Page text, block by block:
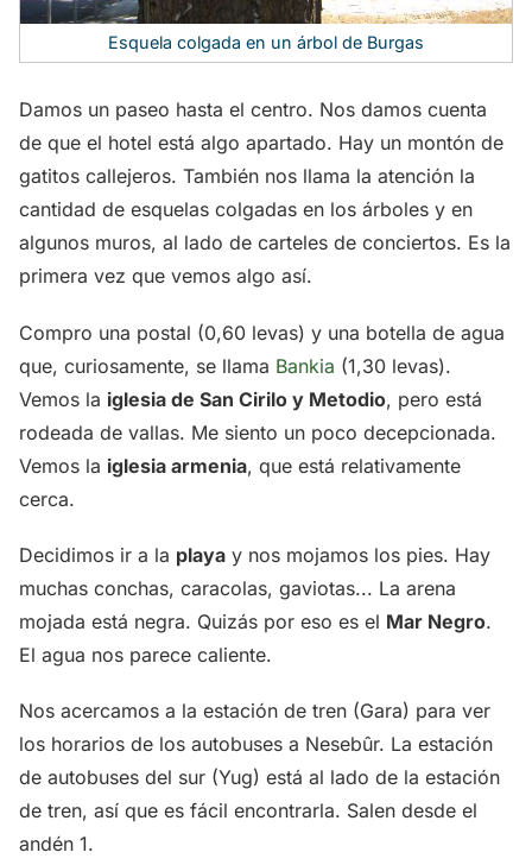
Esquela colgada en un árbol de Burgas
Damos un paseo hasta el centro. Nos damos cuenta
de que el hotel está algo apartado. Hay un montón de
gatitos callejeros. También nos llama la atención la
cantidad de esquelas colgadas en los árboles y en
algunos muros, al lado de carteles de conciertos. Es la
primera vez que vemos algo así.
Compro una postal (0,60 levas) y una botella de agua
que, curiosamente, se llama Bankia (1,30 levas).
Vemos la iglesia de San Cirilo y Metodio, pero está
rodeada de vallas. Me siento un poco decepcionada.
Vemos la iglesia armenia, que está relativamente
cerca.
Decidimos ir a la playa y nos mojamos los pies. Hay
muchas conchas, caracolas, gaviotas... La arena
mojada está negra. Quizás por eso es el Mar Negro.
El agua nos parece caliente.
Nos acercamos a la estación de tren (Gara) para ver
los horarios de los autobuses a Nesebûr. La estación
de autobuses del sur (Yug) está al lado de la estación
de tren, así que es fácil encontrarla. Salen desde el
andén 1.